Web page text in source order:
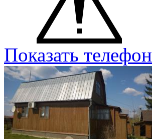
Показать телефон